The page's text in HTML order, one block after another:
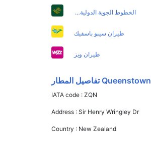
الخطوط الجوية الدولية الباكستانية
طيران سيبو باسفيك
طيران ويز
Queenstown تفاصيل المطار
IATA code :ZQN
Address :Sir Henry Wringley Dr
Country : New Zealand